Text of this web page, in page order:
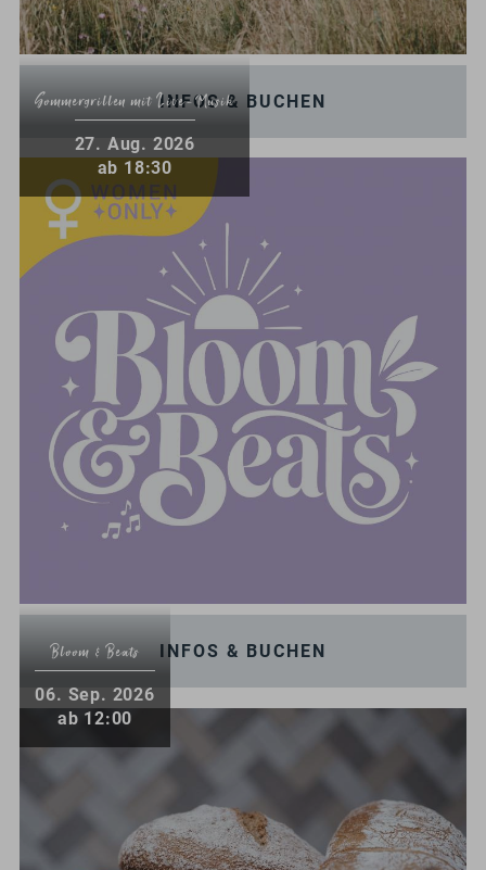
Sommergrillen mit Live-Musik
27. Aug. 2026
ab 18:30
INFOS & BUCHEN
Bloom & Beats
06. Sep. 2026
ab 12:00
INFOS & BUCHEN